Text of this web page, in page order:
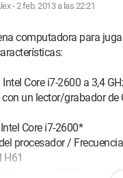
-2 feb. 2013 a las 22:21
computadora para
Core i7-2600 a 3,4
un lector/grabador
Core i7-2600*
procesador /
H61